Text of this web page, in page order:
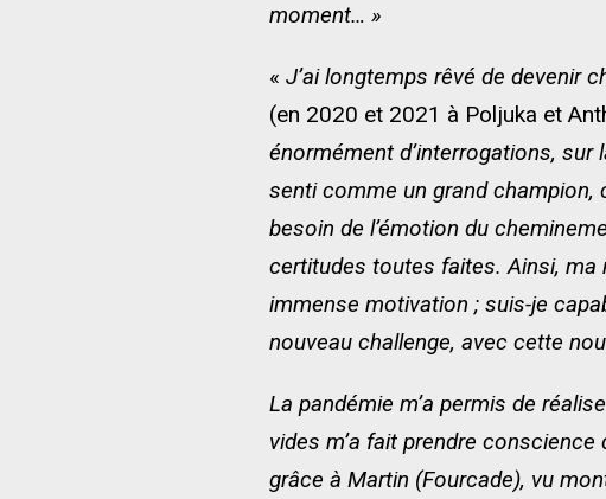
moment… »
« J’ai longtemps rêvé de devenir
(en 2020 et 2021 à Poljuka et
énormément d’interrogations,
senti comme un grand champion,
besoin de l’émotion du
certitudes toutes faites. Ainsi, ma
immense motivation ; suis-je
nouveau challenge, avec cette
La pandémie m’a permis de
vides m’a fait prendre
grâce à Martin (Fourcade), vu